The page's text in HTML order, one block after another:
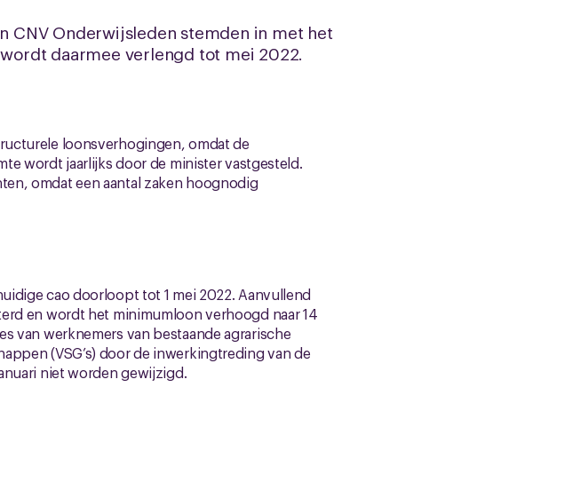
CNV Onderwijsleden stemden in met het
daarmee verlengd tot mei 2022.
loonsverhogingen, omdat de
wordt jaarlijks door de minister vastgesteld.
omdat een aantal zaken hoognodig
cao doorloopt tot 1 mei 2022. Aanvullend
en wordt het minimumloon verhoogd naar 14
van werknemers van bestaande agrarische
(VSG’s) door de inwerkingtreding van de
niet worden gewijzigd.